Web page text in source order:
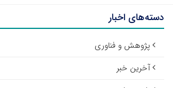
دسته‌های اخبار
پژوهش و فناوری
آخرین خبر